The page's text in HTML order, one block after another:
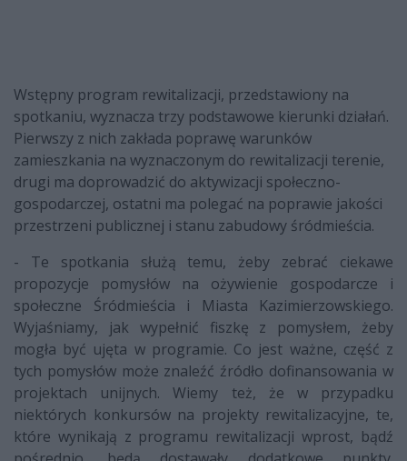
Wstępny program rewitalizacji, przedstawiony na
spotkaniu, wyznacza trzy podstawowe kierunki działań.
Pierwszy z nich zakłada poprawę warunków
zamieszkania na wyznaczonym do rewitalizacji terenie,
drugi ma doprowadzić do aktywizacji społeczno-
gospodarczej, ostatni ma polegać na poprawie jakości
przestrzeni publicznej i stanu zabudowy śródmieścia.
- Te spotkania służą temu, żeby zebrać ciekawe
propozycje pomysłów na ożywienie gospodarcze i
społeczne Śródmieścia i Miasta Kazimierzowskiego.
Wyjaśniamy, jak wypełnić fiszkę z pomysłem, żeby
mogła być ujęta w programie. Co jest ważne, część z
tych pomysłów może znaleźć źródło dofinansowania w
projektach unijnych. Wiemy też, że w przypadku
niektórych konkursów na projekty rewitalizacyjne, te,
które wynikają z programu rewitalizacji wprost, bądź